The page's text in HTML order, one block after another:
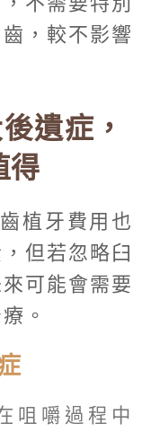
，較不影響
遺症，
得
植牙費用也
但若忽略臼
可能會需要
。
咀嚼過程中